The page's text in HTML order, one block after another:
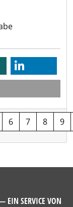
6 7 8 9
EIN SERVICE VON